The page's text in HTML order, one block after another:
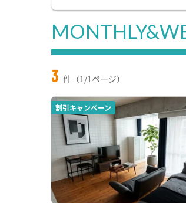
3 件（1/1ページ）
割引キャンペーン